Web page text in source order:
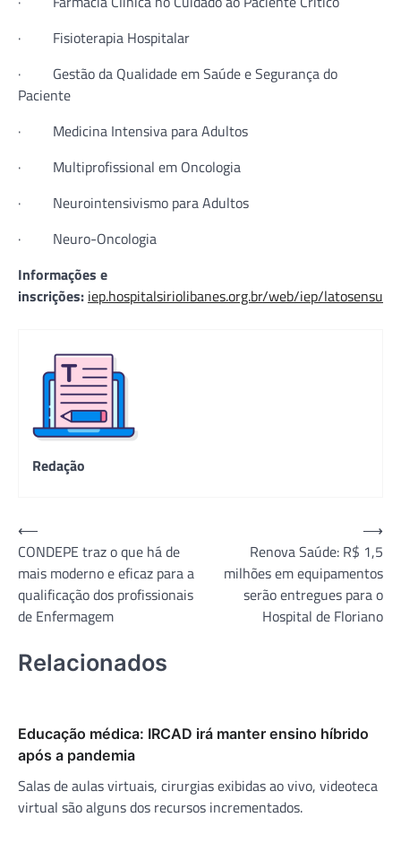
· Fisioterapia Hospitalar
· Gestão da Qualidade em Saúde e Segurança do
Paciente
· Medicina Intensiva para Adultos
· Multiprofissional em Oncologia
· Neurointensivismo para Adultos
· Neuro-Oncologia
Informações e
inscrições: iep.hospitalsiriolibanes.org.br/web/iep/latosensu
Redação
Navegação
de
Post
⟵
CONDEPE traz o que há de
mais moderno e eficaz para a
qualificação dos profissionais
de Enfermagem
Renova Saúde: R$ 1,5
milhões em equipamentos
serão entregues para o
Hospital de Floriano
⟶
Relacionados
Educação médica: IRCAD irá manter ensino híbrido
após a pandemia
Salas de aulas virtuais, cirurgias exibidas ao vivo, videoteca
virtual são alguns dos recursos incrementados.